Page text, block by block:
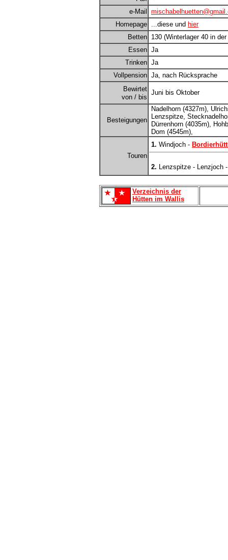
e-Mail
Homepage ...diese und hier
Betten 130 (Winterlager 40 in
Essen Ja
Trinken Ja
Vollpension Ja, nach Rücksprache
Bewirtet
von / bis
Juni bis Oktober
Besteigungen
Nadelhorn (4327m),
Lenzspitze,
Dürrenhorn (4035m),
Dom (4545m),
Touren
1. Windjoch -
2. Lenzspitze - Lenzjoch
Verzeichnis der
Hütten im Wallis